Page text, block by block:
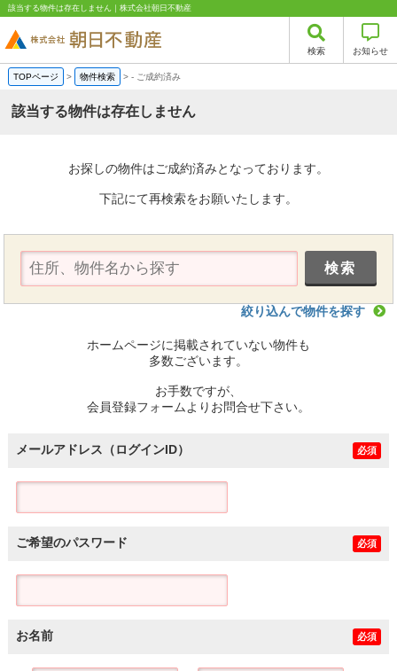
該当する物件は存在しません｜株式会社朝日不動産
検索 お知らせ
TOPページ > 物件検索 >- ご成約済み
該当する物件は存在しません
お探しの物件はご成約済みとなっております。
下記にて再検索をお願いたします。
絞り込んで物件を探す
ホームページに掲載されていない物件も
多数ございます。
お手数ですが、
会員登録フォームよりお問合せ下さい。
メールアドレス（ログインID） 必須
ご希望のパスワード 必須
お名前 必須